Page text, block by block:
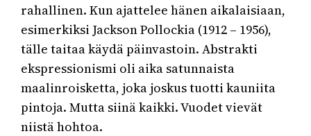
rahallinen. Kun ajattelee hänen aikalaisiaan,
esimerkiksi Jackson Pollockia (1912 – 1956),
tälle taitaa käydä päinvastoin. Abstrakti
ekspressionismi oli aika satunnaista
maalinroisketta, joka joskus tuotti kauniita
pintoja. Mutta siinä kaikki. Vuodet vievät
niistä hohtoa.